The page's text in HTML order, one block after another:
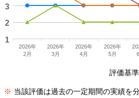
2026年
2月
2026年
3月
2026年
4月
2026年
5月
1
2
3
評価基
※ 当該評価は過去の一定期間の実績を